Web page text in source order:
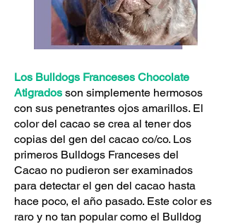
Los Bulldogs Franceses Chocolate
Atigrados son simplemente hermosos
con sus penetrantes ojos amarillos. El
color del cacao se crea al tener dos
copias del gen del cacao co/co. Los
primeros Bulldogs Franceses del
Cacao no pudieron ser examinados
para detectar el gen del cacao hasta
hace poco, el año pasado. Este color es
raro y no tan popular como el Bulldog